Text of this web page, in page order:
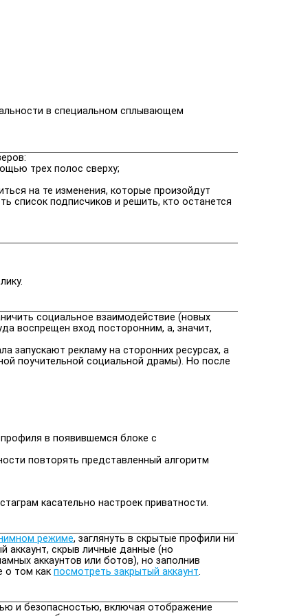
в специальном сплывающем
трех полос сверху;
на те изменения, которые произойдут
список подписчиков и решить, кто останется
социальное взаимодействие (новых
воспрещен вход посторонним, а, значит,
запускают рекламу на сторонних ресурсах, а
поучительной социальной драмы). Но после
в появившемся блоке с
повторять представленный алгоритм
касательно настроек приватности.
режиме, заглянуть в скрытые профили ни
аккаунт, скрыв личные данные (но
аккаунтов или ботов), но заполнив
о том как посмотреть закрытый аккаунт.
и безопасностью, включая отображение